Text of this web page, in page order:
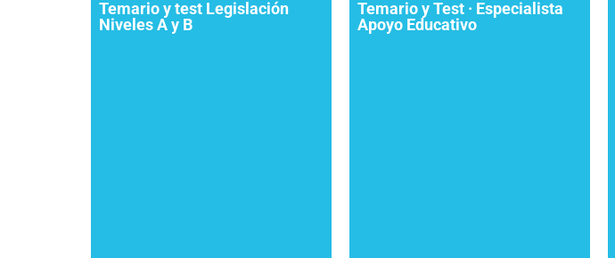
Temario y test Legislación
Niveles A y B
Temario y Test · Especialista
Apoyo Educativo